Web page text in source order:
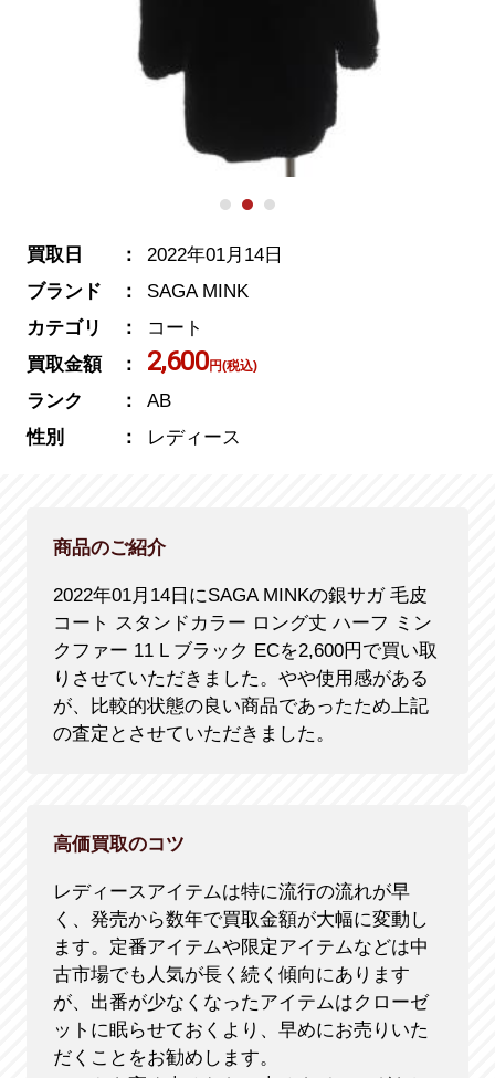
買取日
2022年01月14日
ブランド
SAGA MINK
カテゴリ
コート
買取金額
2,600円(税込)
ランク
AB
性別
レディース
商品のご紹介
2022年01月14日にSAGA MINKの銀サガ 毛皮
コート スタンドカラー ロング丈 ハーフ ミン
クファー 11 L ブラック ECを2,600円で買い取
りさせていただきました。やや使用感がある
が、比較的状態の良い商品であったため上記
の査定とさせていただきました。
高価買取のコツ
レディースアイテムは特に流行の流れが早
く、発売から数年で買取金額が大幅に変動し
ます。定番アイテムや限定アイテムなどは中
古市場でも人気が長く続く傾向にあります
が、出番が少なくなったアイテムはクローゼ
ットに眠らせておくより、早めにお売りいた
だくことをお勧めします。